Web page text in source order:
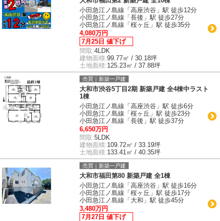
小田急江ノ島線「高座渋谷」駅 徒歩12分
小田急江ノ島線「長後」駅 徒歩27分
小田急江ノ島線「桜ヶ丘」駅 徒歩35分
4,080万円
7月25日 値下げ
間取:4LDK
建物面積:99.77㎡ / 30.18坪
土地面積:125.23㎡ / 37.88坪
売買｜新築一戸建
大和市渋谷5丁目2期 新築戸建 全4棟中ラスト
1棟
小田急江ノ島線「高座渋谷」駅 徒歩6分
小田急江ノ島線「桜ヶ丘」駅 徒歩23分
小田急江ノ島線「長後」駅 徒歩37分
6,650万円
間取:5LDK
建物面積:109.72㎡ / 33.19坪
土地面積:133.41㎡ / 40.35坪
売買｜新築一戸建
大和市福田第80 新築戸建 全1棟
小田急江ノ島線「高座渋谷」駅 徒歩16分
小田急江ノ島線「桜ヶ丘」駅 徒歩17分
小田急江ノ島線「大和」駅 徒歩45分
3,480万円
7月27日 値下げ